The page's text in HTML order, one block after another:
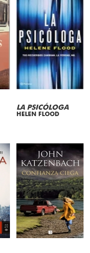
LA PSICÓLOGA
HELEN FLOOD